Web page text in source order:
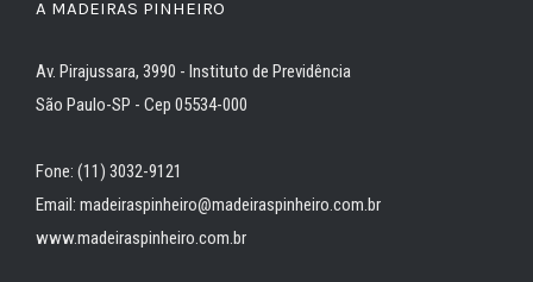
A MADEIRAS PINHEIRO
Av. Pirajussara, 3990 - Instituto de Previdência
São Paulo-SP - Cep 05534-000
Fone: (11) 3032-9121
Email: madeiraspinheiro@madeiraspinheiro.com.br
www.madeiraspinheiro.com.br